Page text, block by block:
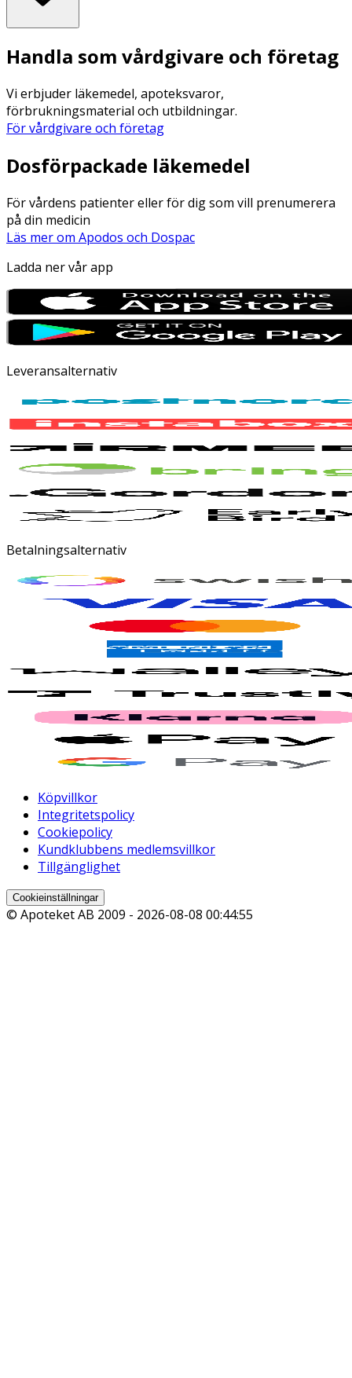
Handla som vårdgivare och företag
Vi erbjuder läkemedel, apoteksvaror,
förbrukningsmaterial och utbildningar.
För vårdgivare och företag
Dosförpackade läkemedel
För vårdens patienter eller för dig som vill prenumerera
på din medicin
Läs mer om Apodos och Dospac
Ladda ner vår app
Leveransalternativ
Betalningsalternativ
Köpvillkor
Integritetspolicy
Cookiepolicy
Kundklubbens medlemsvillkor
Tillgänglighet
Cookieinställningar
© Apoteket AB 2009 - 2026-08-08 00:44:55